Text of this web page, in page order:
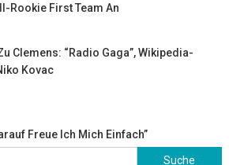
Rookie First Team An
Clemens: “Radio Gaga”, Wikipedia-
Kovac
Freue Ich Mich Einfach”
Suche